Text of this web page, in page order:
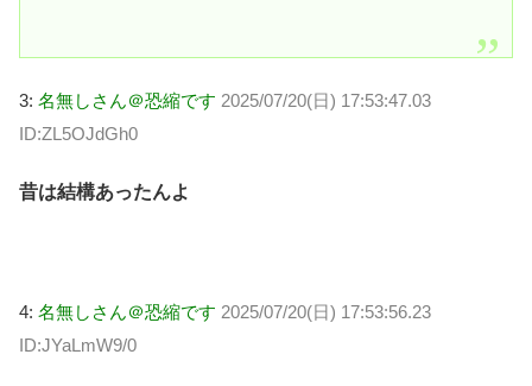
3: 名無しさん＠恐縮です 2025/07/20(日) 17:53:47.03
ID:ZL5OJdGh0
昔は結構あったんよ
4: 名無しさん＠恐縮です 2025/07/20(日) 17:53:56.23
ID:JYaLmW9/0